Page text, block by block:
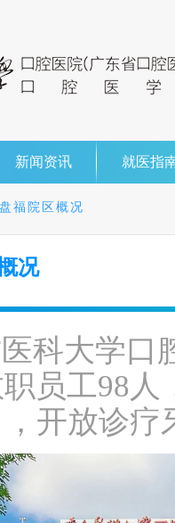
新闻资讯 就医指
盘福院区概况
况
科大学口
员工98 人
开放诊疗